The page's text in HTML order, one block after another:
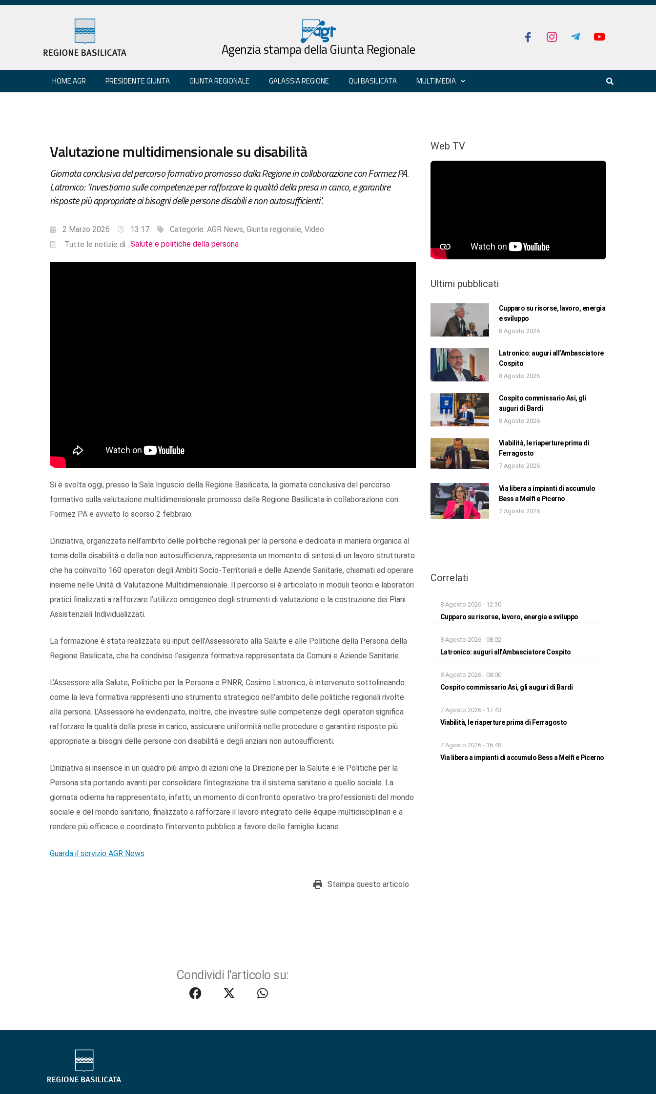
Agenzia stampa della Giunta Regionale
HOME AGR PRESIDENTE GIUNTA GIUNTA REGIONALE GALASSIA REGIONE QUI BASILICATA MULTIMEDIA
Valutazione multidimensionale su disabilità
Giornata conclusiva del percorso formativo promosso dalla Regione in collaborazione con Formez PA.
Latronico: "Investiamo sulle competenze per rafforzare la qualità della presa in carico, e garantire
risposte più appropriate ai bisogni delle persone disabili e non autosufficienti".
2 Marzo 2026 13:17 Categorie: AGR News, Giunta regionale, Video
Tutte le notizie di Salute e politiche della persona
Si è svolta oggi, presso la Sala Inguscio della Regione Basilicata, la giornata conclusiva del percorso
formativo sulla valutazione multidimensionale promosso dalla Regione Basilicata in collaborazione con
Formez PA e avviato lo scorso 2 febbraio.
L’iniziativa, organizzata nell’ambito delle politiche regionali per la persona e dedicata in maniera organica al
tema della disabilità e della non autosufficienza, rappresenta un momento di sintesi di un lavoro strutturato
che ha coinvolto 160 operatori degli Ambiti Socio-Territoriali e delle Aziende Sanitarie, chiamati ad operare
insieme nelle Unità di Valutazione Multidimensionale. Il percorso si è articolato in moduli teorici e laboratori
pratici finalizzati a rafforzare l’utilizzo omogeneo degli strumenti di valutazione e la costruzione dei Piani
Assistenziali Individualizzati.
La formazione è stata realizzata su input dell’Assessorato alla Salute e alle Politiche della Persona della
Regione Basilicata, che ha condiviso l’esigenza formativa rappresentata da Comuni e Aziende Sanitarie.
L’Assessore alla Salute, Politiche per la Persona e PNRR, Cosimo Latronico, è intervenuto sottolineando
come la leva formativa rappresenti uno strumento strategico nell’ambito delle politiche regionali rivolte
alla persona. L’Assessore ha evidenziato, inoltre, che investire sulle competenze degli operatori significa
rafforzare la qualità della presa in carico, assicurare uniformità nelle procedure e garantire risposte più
appropriate ai bisogni delle persone con disabilità e degli anziani non autosufficienti.
L’iniziativa si inserisce in un quadro più ampio di azioni che la Direzione per la Salute e le Politiche per la
Persona sta portando avanti per consolidare l’integrazione tra il sistema sanitario e quello sociale. La
giornata odierna ha rappresentato, infatti, un momento di confronto operativo tra professionisti del mondo
sociale e del mondo sanitario, finalizzato a rafforzare il lavoro integrato delle équipe multidisciplinari e a
rendere più efficace e coordinato l’intervento pubblico a favore delle famiglie lucane.
Guarda il servizio AGR News
Stampa questo articolo
Condividi l'articolo su:
Web TV
Ultimi pubblicati
Cupparo su risorse, lavoro, energia
e sviluppo
8 Agosto 2026
Latronico: auguri all’Ambasciatore
Cospito
8 Agosto 2026
Cospito commissario Asi, gli
auguri di Bardi
8 Agosto 2026
Viabilità, le riaperture prima di
Ferragosto
7 Agosto 2026
Via libera a impianti di accumulo
Bess a Melfi e Picerno
7 Agosto 2026
Correlati
8 Agosto 2026 - 12:30
Cupparo su risorse, lavoro, energia e sviluppo
8 Agosto 2026 - 08:02
Latronico: auguri all’Ambasciatore Cospito
8 Agosto 2026 - 08:00
Cospito commissario Asi, gli auguri di Bardi
7 Agosto 2026 - 17:43
Viabilità, le riaperture prima di Ferragosto
7 Agosto 2026 - 16:48
Via libera a impianti di accumulo Bess a Melfi e Picerno